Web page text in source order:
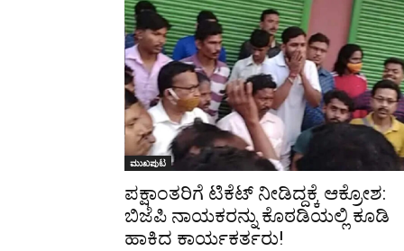
ಮುಖಪುಟ
ಪಕ್ಷಾಂತರಿಗೆ ಟಿಕೆಟ್ ನೀಡಿದ್ದಕ್ಕೆ ಆಕ್ರೋಶ:
ಬಿಜೆಪಿ ನಾಯಕರನ್ನು ಕೊಠಡಿಯಲ್ಲಿ ಕೂಡಿ
ಹಾಕಿದ ಕಾರ್ಯಕರ್ತರು!